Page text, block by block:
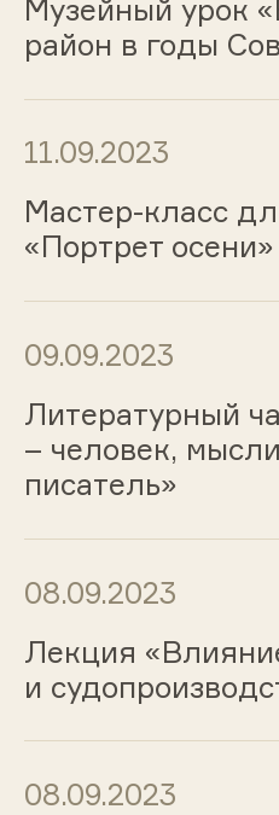
Музейный урок
район в годы
11.09.2023
Мастер-класс
«Портрет осени»
09.09.2023
Литературный
– человек,
писатель»
08.09.2023
Лекция
и
08.09.2023